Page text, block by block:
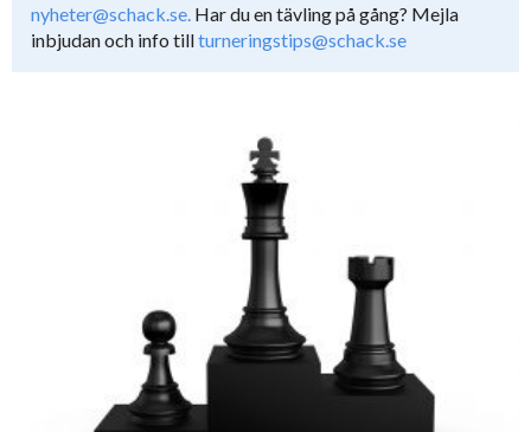
nyheter@schack.se. Har du en tävling på gång? Mejla
inbjudan och info tillturneringstips@schack.se